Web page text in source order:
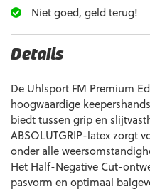
Niet goed, geld terug!
Details
De Uhlsport FM Premium
hoogwaardige
biedt tussen grip en
ABSOLUTGRIP-latex zorgt
onder alle
Het Half-Negative Cut-
pasvorm en optimaal